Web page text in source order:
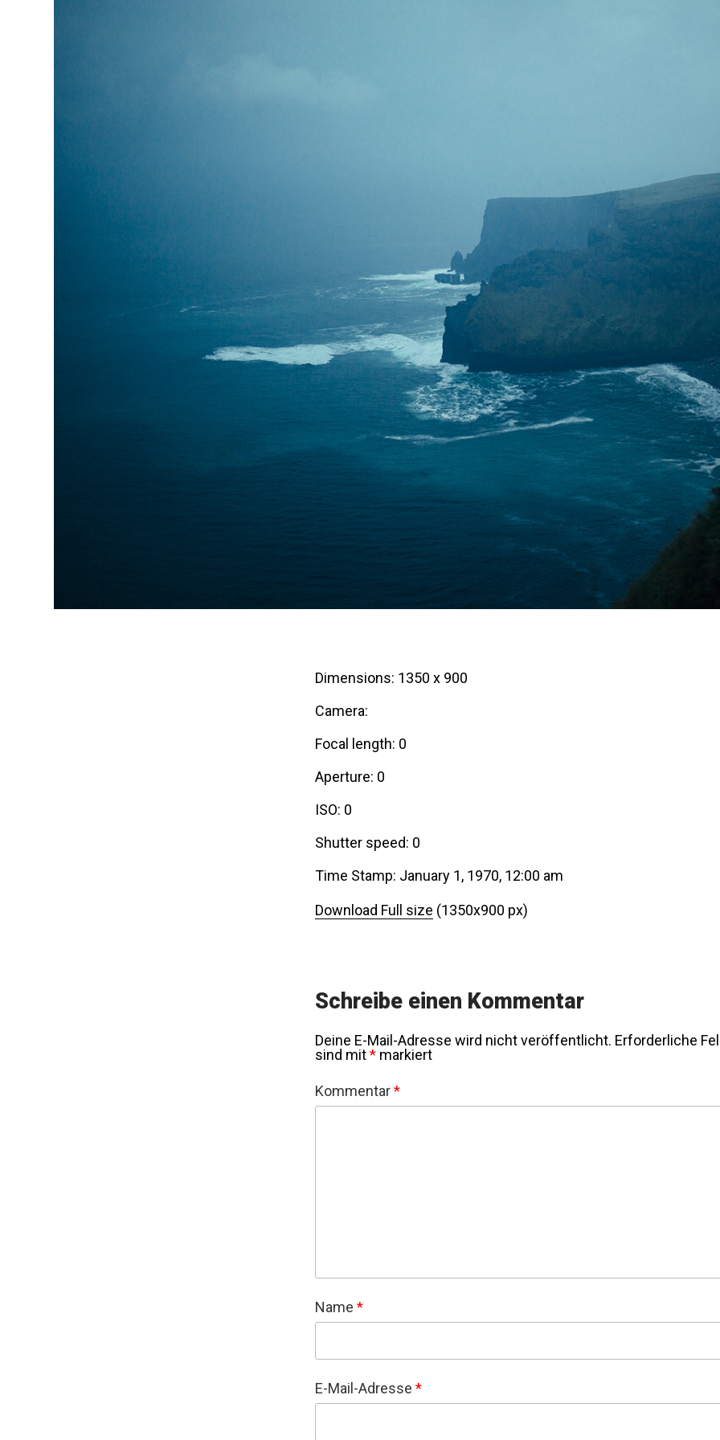
Dimensions: 1350 x 900
Camera:
Focal length: 0
Aperture: 0
ISO: 0
Shutter speed: 0
Time Stamp: January 1, 1970, 12:00 am
Download Full size (1350x900 px)
Schreibe einen Kommentar
Deine E-Mail-Adresse wird nicht veröffentlicht. Erforderliche
sind mit* markiert
Kommentar*
Name *
E-Mail-Adresse *